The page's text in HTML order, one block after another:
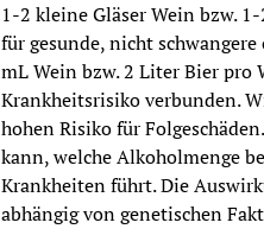
1-2 kleine Gläser Wein bzw.
für gesunde, nicht
mL Wein bzw. 2 Liter Bier pro
Krankheitsrisiko verbunden.
hohen Risiko für
kann, welche Alkoholmenge
Krankheiten führt. Die
abhängig von genetischen